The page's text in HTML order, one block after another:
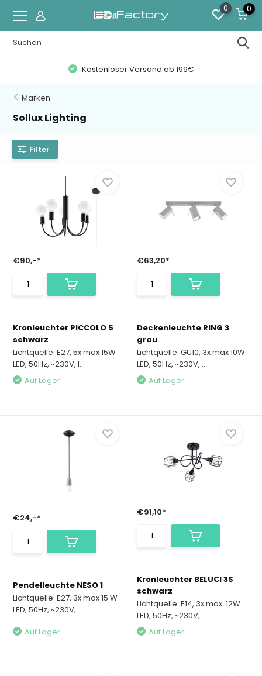
0 0
Kostenloser Versand ab 199€
Marken
Sollux Lighting
Filter
€90,-*
Kronleuchter PICCOLO 5
schwarz
Lichtquelle: E27, 5x max 15W
LED, 50Hz, ~230V, I...
Auf Lager
€63,20*
Deckenleuchte RING 3
grau
Lichtquelle: GU10, 3x max 10W
LED, 50Hz, ~230V, ...
Auf Lager
€24,-*
Pendelleuchte NESO 1
Lichtquelle: E27, 3x max 15 W
LED, 50Hz, ~230V, ...
Auf Lager
€91,10*
Kronleuchter BELUCI 3S
schwarz
Lichtquelle: E14, 3x max. 12W
LED, 50Hz, ~230V, ...
Auf Lager